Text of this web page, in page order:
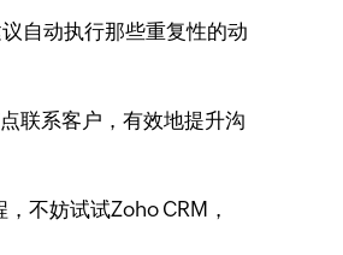
自动执行那些重复性的动
联系客户，有效地提升沟
不妨试试Zoho CRM，